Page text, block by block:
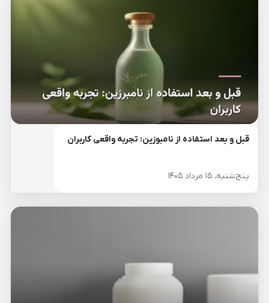
قبل و بعد استفاده از نامبوزین: تجربه واقعی کاربران
پنج‌شنبه، ۱۵ مرداد ۱۴۰۵